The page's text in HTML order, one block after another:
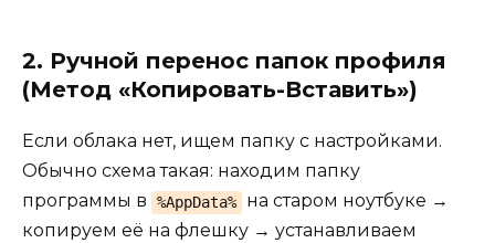
2. Ручной перенос папок профиля
(Метод «Копировать-Вставить»)
Если облака нет, ищем папку с настройками.
Обычно схема такая: находим папку
программы в
%AppData%
на старом ноутбуке →
копируем её на флешку → устанавливаем